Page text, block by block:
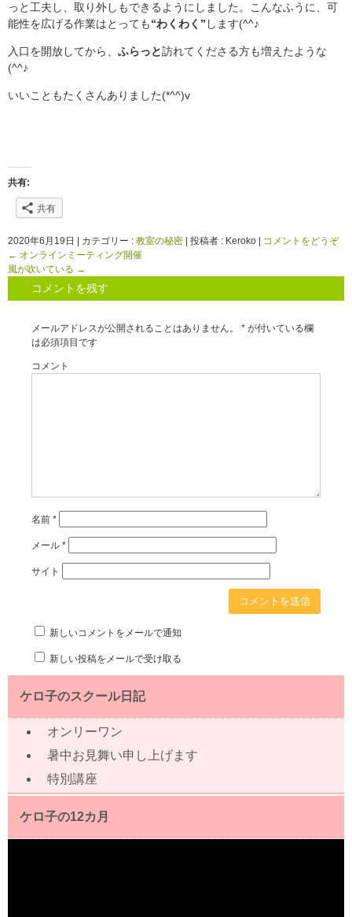
っと工夫し、取り外しもできるようにしました。こんなふうに、可
能性を広げる作業はとっても“わくわく” します(^^♪
入口を開放してから、 ふらっと訪れてくださる方も増えたような
(^^♪
いいこともたくさんありました(*^^)v
共有:
共有
2020年6月19日 | カテゴリー : 教室の秘密 | 投稿者 : Keroko | コメントをどうぞ
← オンラインミーティング開催
風が吹いている →
コメントを残す
メールアドレスが公開されることはありません。 * が付いている欄
は必須項目です
コメント
名前 *
メール *
サイト
新しいコメントをメールで通知
新しい投稿をメールで受け取る
ケロ子のスクール日記
オンリーワン
暑中お見舞い申し上げます
特別講座
ケロ子の12カ月